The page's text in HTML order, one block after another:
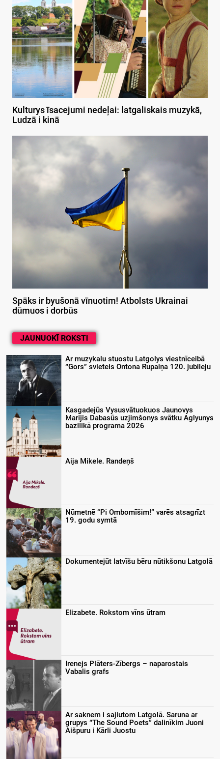
Kulturys īsacejumi nedeļai: latgaliskais muzykā,
Ludzā i kinā
Spāks ir byušonā vīnuotim! Atbolsts Ukrainai
dūmuos i dorbūs
JAUNUOKĪ ROKSTI
Ar muzykalu stuostu Latgolys viestnīceibā
“Gors” svieteis Ontona Rupaiņa 120. jubileju
Kasgadejūs Vysusvātuokuos Jaunovys
Marijis Dabasūs uzjimšonys svātku Aglyunys
bazilikā programa 2026
Aija Mikele. Randeņš
Nūmetnē “Pi Ombomīšim!” varēs atsagrīzt
19. godu symtā
Dokumentejūt latvīšu bēru nūtikšonu Latgolā
Elizabete. Rokstom vīns ūtram
Irenejs Plāters-Zībergs – naparostais
Vabalis grafs
Ar saknem i sajiutom Latgolā. Saruna ar
grupys “The Sound Poets” dalinīkim Juoni
Aišpuru i Kārli Juostu